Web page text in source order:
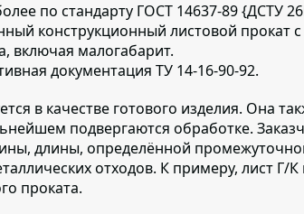
по стандарту ГОСТ 14637-89 {ДСТУ
конструкционный листовой прокат
включая малогабарит.
документация ТУ 14-16-90-92.
в качестве готового изделия. Она
подвергаются обработке.
длины, определённой
отходов. К примеру, лист Г/К
проката.